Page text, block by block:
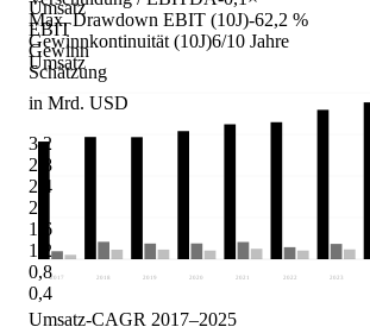
Max. Drawdown EBIT (10J)-62,2 %
Gewinnkontinuität (10J)6/10 Jahre
Umsatz
in Mrd. USD
3,2
2,8
2,4
2
1,6
1,2
0,8
0,4
Umsatz
EBIT
Gewinn
Schätzung
2017 2018 2019 2020 2021 2022 2023
Umsatz-CAGR 2017–2025